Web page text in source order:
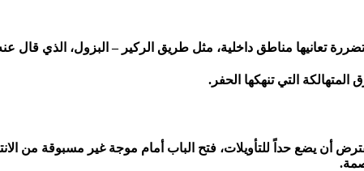
تعانيها مناطق داخلية، مثل طريق الركير – البزول، الذي قال
التي تنهكها الحفر.
أن يضع حداً للتأويلات، فتح الباب أمام موجة غير مسبوقة من